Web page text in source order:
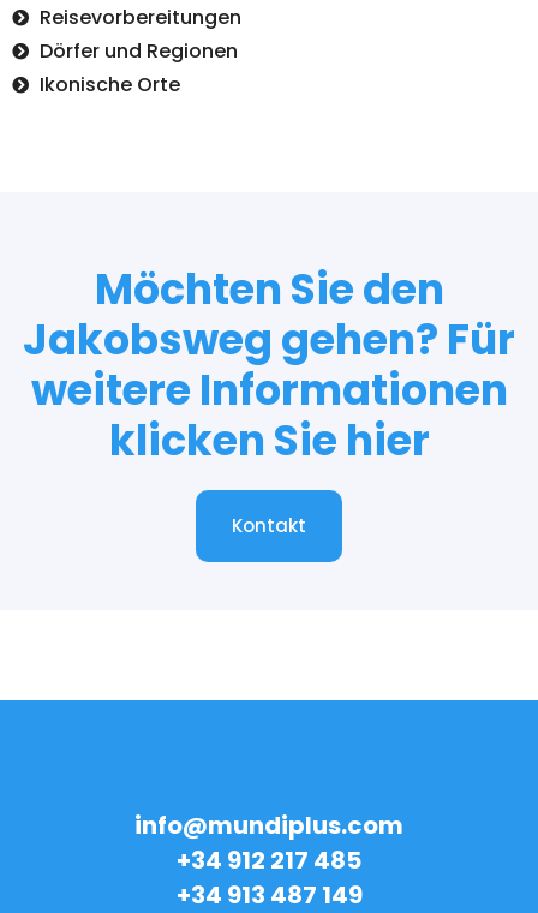
Reisevorbereitungen
Dörfer und Regionen
Ikonische Orte
Möchten Sie den
Jakobsweg gehen? Für
weitere Informationen
klicken Sie hier
Kontakt
info@mundiplus.com
+34 912 217 485
+34 913 487 149